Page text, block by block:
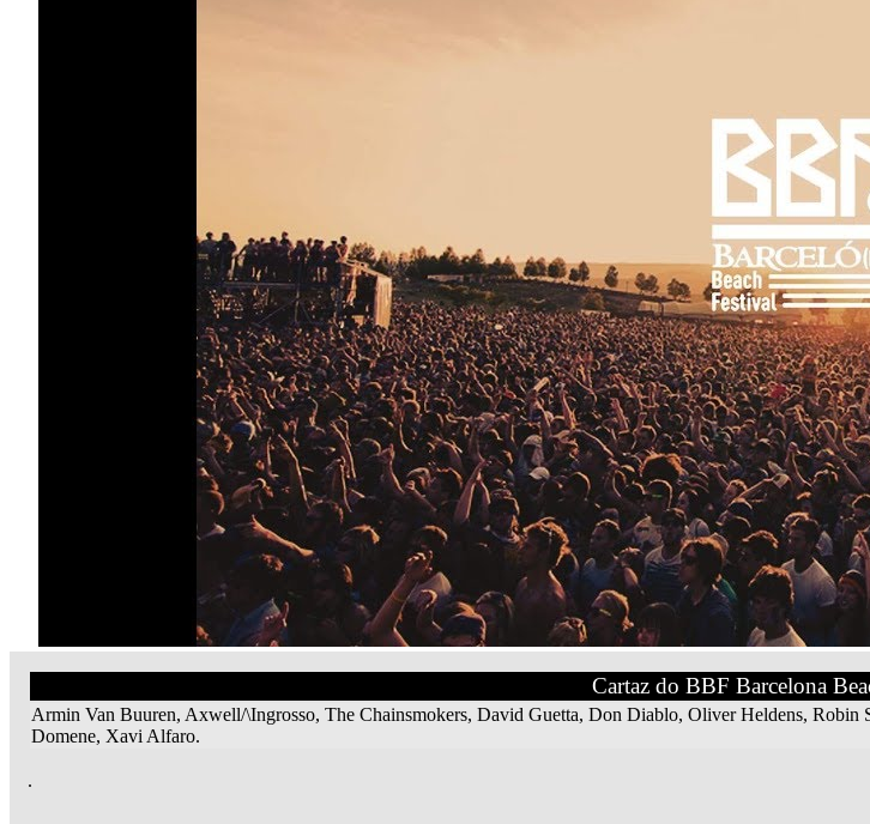
Cartaz do BBF Barcelona
Armin Van Buuren, Axwell/\Ingrosso, The Chainsmokers, David Guetta, Don Diablo, Oliver Heldens, Robin
Domene, Xavi Alfaro.
.